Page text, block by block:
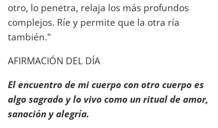
otro, lo penetra, relaja los más profundos
complejos. Ríe y permite que la otra ría
también."
AFIRMACIÓN DEL DÍA
El encuentro de mi cuerpo con otro cuerpo es
algo sagrado y lo vivo como un ritual de amor,
sanación y alegría.